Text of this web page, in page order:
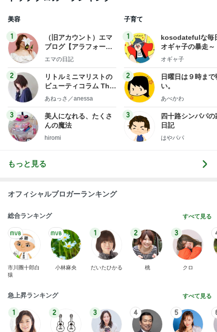
美容
1
（旧アカウント）エマ
ブログ【アラフォー会
社売却セカンドライ
エマの日記
2
リトルミニマリストの
ビューティコラム The
little minimalist's bea
あねっさ／anessa
3
美人になれる、たくさ
んの魔法
hiromi
子育て
1
kosodatefulな毎
オギャ子の暴走～
オギャ子
2
日曜日は９時まで
い。
あべかわ
3
四十路シンパパの
日記
はやパパ
もっと見る
オフィシャルブロガーランキング
総合ランキング すべて見る
市川團十郎白
猿
小林麻央
1
だいたひかる
2
桃
3
クロ
急上昇ランキング すべて見る
1 2 3 4 5